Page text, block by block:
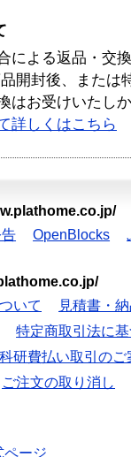
による返品・交
開封後、または
はお受けいたし
詳しくはこちら
OpenBlocks
いて
見積書・
特定商取引法に
研費払い取引のご
ご注文の取り消し
ページ